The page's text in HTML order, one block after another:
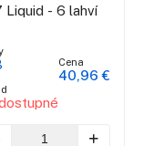
Liquid - 6 lahví
Cena
40,96 €